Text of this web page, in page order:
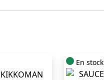
En stock